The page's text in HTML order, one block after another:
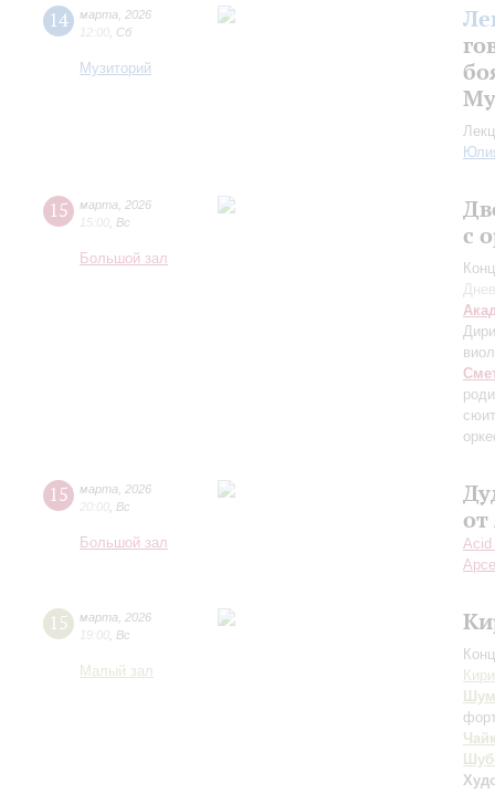
14 марта
2026
12:00 Сб
Музиторий
15 марта
2026
15:00 Вс
Большой зал
с
15 марта
2026
20:00 Вс
Большой зал
Acid
15 марта
2026
19:00 Вс
Малый зал